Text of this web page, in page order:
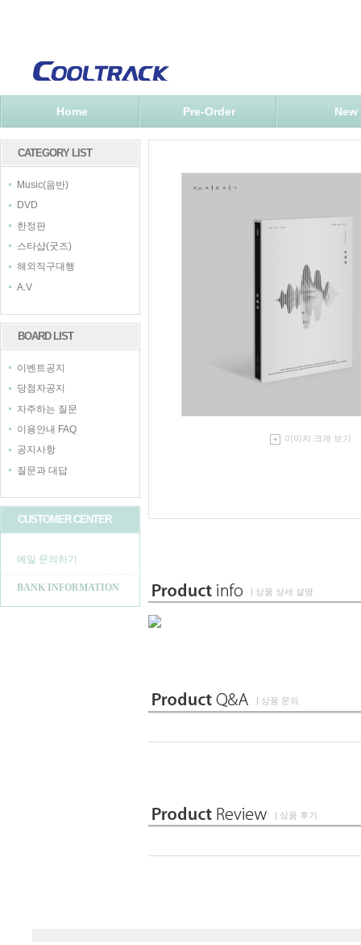
Home Pre-Order New
CATEGORY LIST
Music(음반)
DVD
한정판
스타샵(굿즈)
해외직구대행
A.V
BOARD LIST
이벤트공지
당첨자공지
자주하는 질문
이용안내 FAQ
공지사항
질문과 대답
CUSTOMER CENTER
메일 문의하기
BANK INFORMATION
이미지 크게 보기
| 상품 상세 설명
| 상품 문의
| 상품 후기